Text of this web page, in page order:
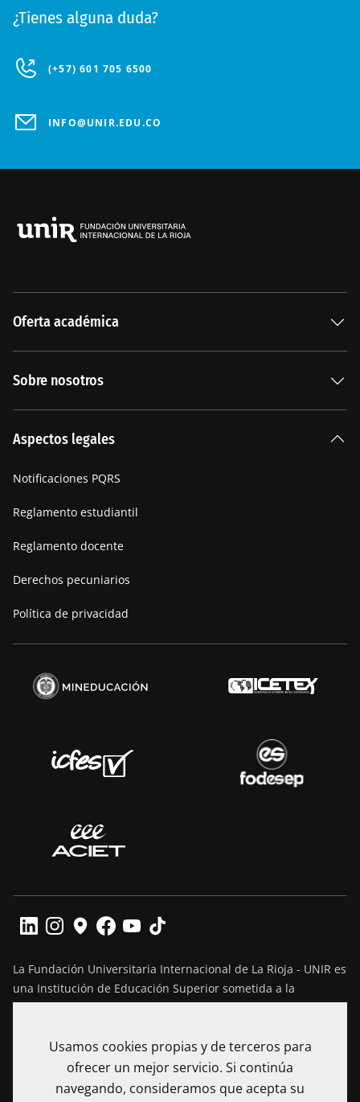
¿Tienes alguna duda?
(+57) 601 705 6500
INFO@UNIR.EDU.CO
Oferta académica
Sobre nosotros
Manifiesto
Aspectos legales
Notificaciones PQRS
Reglamento estudiantil
Reglamento docente
Derechos pecuniarios
Política de privacidad
La Fundación Universitaria Internacional de La Rioja - UNIR es
una Institución de Educación Superior sometida a la
inspección y vigilancia del Ministerio de Educación Nacional
mediante Resolución No. 13130 del 7 de julio de 2017
expedida por el Ministerio de Educación Nacional.
Usamos cookies propias y de terceros para
ofrecer un mejor servicio. Si continúa
navegando, consideramos que acepta su